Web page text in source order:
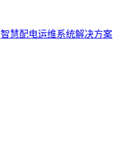
智慧配电运维系统解决方案